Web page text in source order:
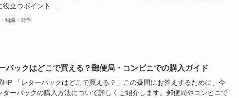
役立つポイント...
知識・雑学
パックはどこで買える？郵便局・コンビニでの購入ガイド
HP 「レターパックはどこで買える？」この疑問にお答えするために、今
ターパックの購入方法について詳しくご紹介します。郵便局やコンビニで